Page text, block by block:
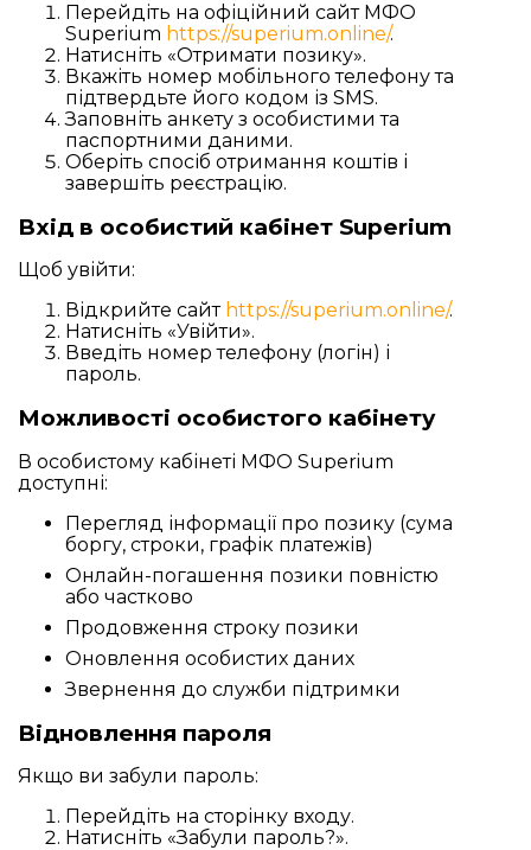
Перейдіть на офіційний сайт МФО
Superium https://superium.online/.
Натисніть «Отримати позику».
Вкажіть номер мобільного телефону та
підтвердьте його кодом із SMS.
Заповніть анкету з особистими та
паспортними даними.
Оберіть спосіб отримання коштів і
завершіть реєстрацію.
Вхід в особистий кабінет Superium
Щоб увійти:
Відкрийте сайт https://superium.online/.
Натисніть «Увійти».
Введіть номер телефону (логін) і
пароль.
Можливості особистого кабінету
В особистому кабінеті МФО Superium
доступні:
Перегляд інформації про позику (сума
боргу, строки, графік платежів)
Онлайн-погашення позики повністю
або частково
Продовження строку позики
Оновлення особистих даних
Звернення до служби підтримки
Відновлення пароля
Якщо ви забули пароль:
Перейдіть на сторінку входу.
Натисніть «Забули пароль?».